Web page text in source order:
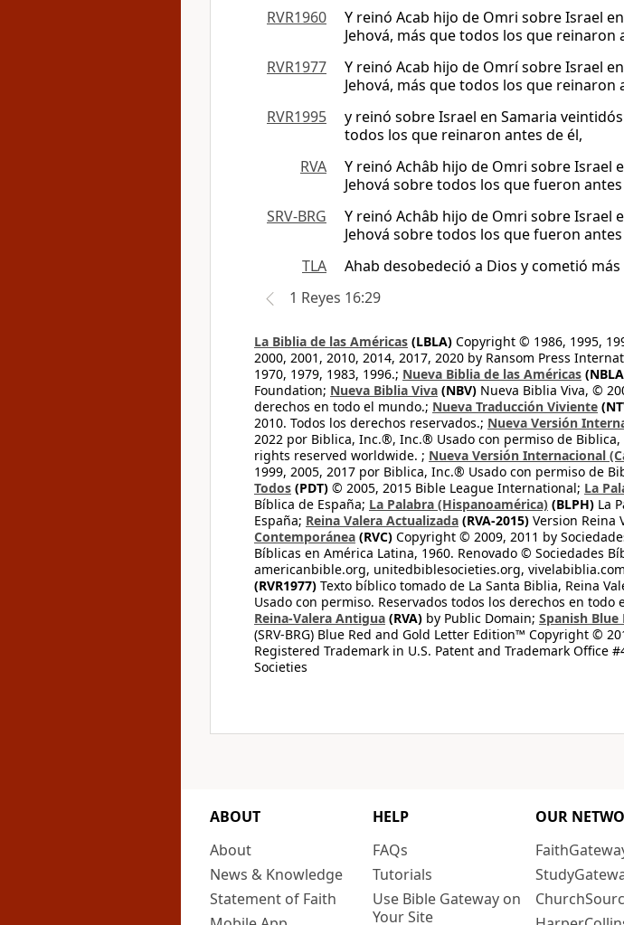
RVR1960
Y reinó Acab hijo de Omri sobre Israel
Jehová, más que todos los que reinaron
RVR1977
Y reinó Acab hijo de Omrí sobre Israel
Jehová, más que todos los que reinaron
RVR1995
y reinó sobre Israel en Samaria
todos los que reinaron antes de él,
RVA
Y reinó Achâb hijo de Omri sobre Israel
Jehová sobre todos los que fueron antes
SRV-BRG
Y reinó Achâb hijo de Omri sobre Israel
Jehová sobre todos los que fueron antes
TLA
Ahab desobedeció a Dios y cometió
1 Reyes 16:29
La Biblia de las Américas (LBLA) Copyright © 1986, 1995,
2000, 2001, 2010, 2014, 2017, 2020 by Ransom Press
1970, 1979, 1983, 1996.; Nueva Biblia de las Américas
Foundation; Nueva Biblia Viva (NBV) Nueva Biblia Viva, ©
derechos en todo el mundo.; Nueva Traducción Viviente
2010. Todos los derechos reservados.; Nueva Versión
2022 por Biblica, Inc.®, Inc.® Usado con permiso de
rights reserved worldwide. ; Nueva Versión Internacional
1999, 2005, 2017 por Biblica, Inc.® Usado con permiso de
Todos (PDT) © 2005, 2015 Bible League International; La
Bíblica de España; La Palabra (Hispanoamérica) (BLPH) La
España; Reina Valera Actualizada (RVA-2015) Version Reina
Contemporánea (RVC) Copyright © 2009, 2011 by
Bíblicas en América Latina, 1960. Renovado © Sociedades
americanbible.org, unitedbiblesocieties.org,
(RVR1977) Texto bíblico tomado de La Santa Biblia, Reina
Usado con permiso. Reservados todos los derechos en todo
Reina-Valera Antigua (RVA) by Public Domain; Spanish
(SRV-BRG) Blue Red and Gold Letter Edition™ Copyright ©
Registered Trademark in U.S. Patent and Trademark Office
Societies
ABOUT
About
News & Knowledge
Statement of Faith
HELP
FAQs
Tutorials
Use Bible Gateway on
Your Site
OUR